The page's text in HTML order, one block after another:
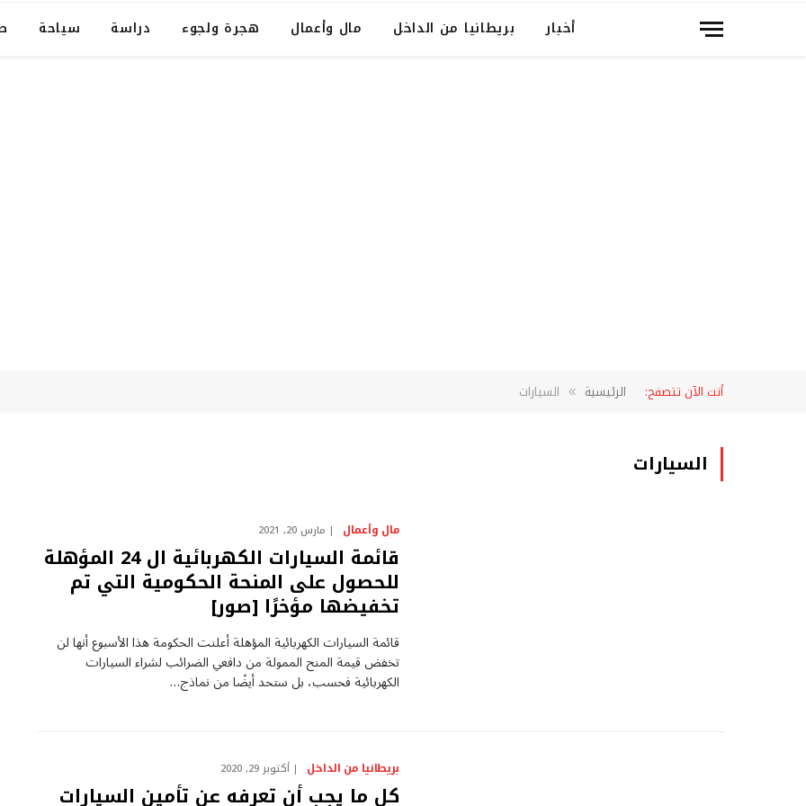
أخبار بريطانيا من الداخل مال وأعمال هجرة ولجوء دراسة سياحة
أنت الآن تتصفح: الرئيسية » السيارات
السيارات
مال وأعمال مارس 20, 2021
قائمة السيارات الكهربائية ال 24 المؤهلة
للحصول على المنحة الحكومية التي تم
تخفيضها مؤخرًا [صور]
قائمة السيارات الكهربائية المؤهلة أعلنت الحكومة هذا الأسبوع أنها لن
تخفض قيمة المنح الممولة من دافعي الضرائب لشراء السيارات
الكهربائية فحسب، بل ستحد أيضًا من نماذج…
بريطانيا من الداخل أكتوبر 29, 2020
كل ما يجب أن تعرفه عن تأمين السيارات